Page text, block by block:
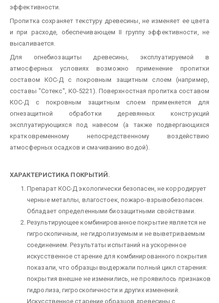
эффективности.
Пропитка сохраняет текстуру древесины, не изменяет ее цвета
и при расходе, обеспечивающем II группу эффективности, не
высаливается.
Для огнебиозащиты древесины, эксплуатируемой в
атмосферных условиях возможно применение пропитки
составом КОС-Д с покровным защитным слоем (например,
составы "Сотекс", КО-5221). Поверхностная пропитка составом
КОС-Д с покровным защитным слоем применяется для
огнезащитной обработки деревянных конструкций
эксплуатирующихся под навесом (а также подвергающихся
кратковременному непосредственному воздействию
атмосферных осадков и смачиванию водой).
ХАРАКТЕРИСТИКА ПОКРЫТИЙ.
Препарат КОС-Д экологически безопасен, не корродирует
черные металлы, влагостоек, пожаро-взрывобезопасен.
Обладает определенными биозащитными свойствами.
Результирующее комбинированное покрытие является не
гигроскопичным, не гидролизуемым и не выветриваемым
соединением. Результаты испытаний на ускоренное
искусственное старение для комбинированного покрытия
показали, что образцы выдержали полный цикл старения:
покрытия внешне не изменились, не проявилось признаков
гидролиза, гигроскопичности и других изменений.
Искусственное старение образцов древесины с